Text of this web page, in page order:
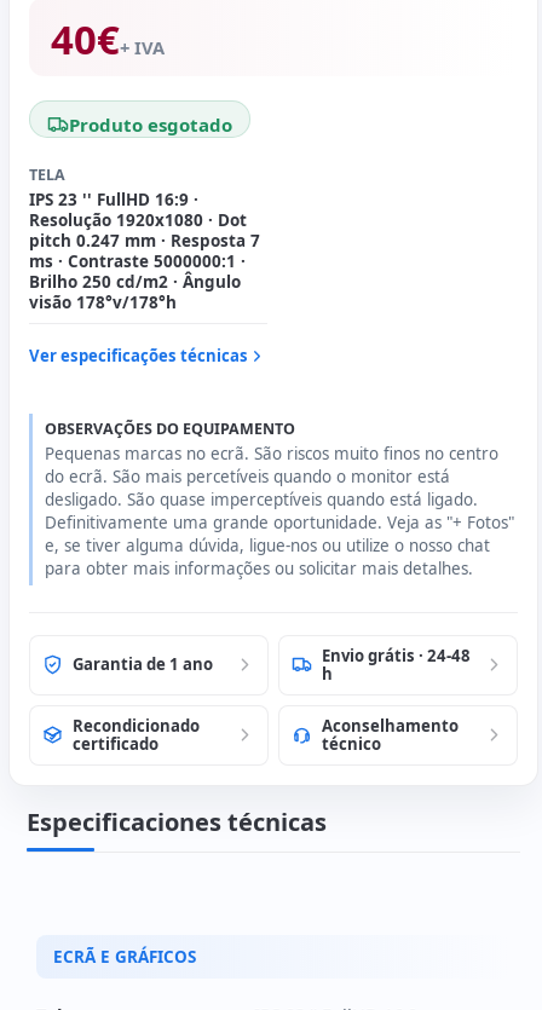
40€+ IVA
Produto esgotado
TELA
IPS 23 '' FullHD 16:9 ·
Resolução 1920x1080 · Dot
pitch 0.247 mm · Resposta 7
ms · Contraste 5000000:1 ·
Brilho 250 cd/m2 · Ângulo
visão 178°v/178°h
Ver especificações técnicas
OBSERVAÇÕES DO EQUIPAMENTO
Pequenas marcas no ecrã. São riscos muito finos no centro
do ecrã. São mais percetíveis quando o monitor está
desligado. São quase imperceptíveis quando está ligado.
Definitivamente uma grande oportunidade. Veja as "+ Fotos"
e, se tiver alguma dúvida, ligue-nos ou utilize o nosso chat
para obter mais informações ou solicitar mais detalhes.
Garantia de 1 ano
Envio grátis · 24-48
h
Recondicionado
certificado
Aconselhamento
técnico
Especificaciones técnicas
ECRÃ E GRÁFICOS